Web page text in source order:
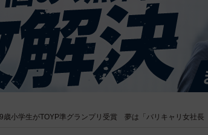
小学生がTOYP準グランプリ受賞 夢は「バリキャリ女社長